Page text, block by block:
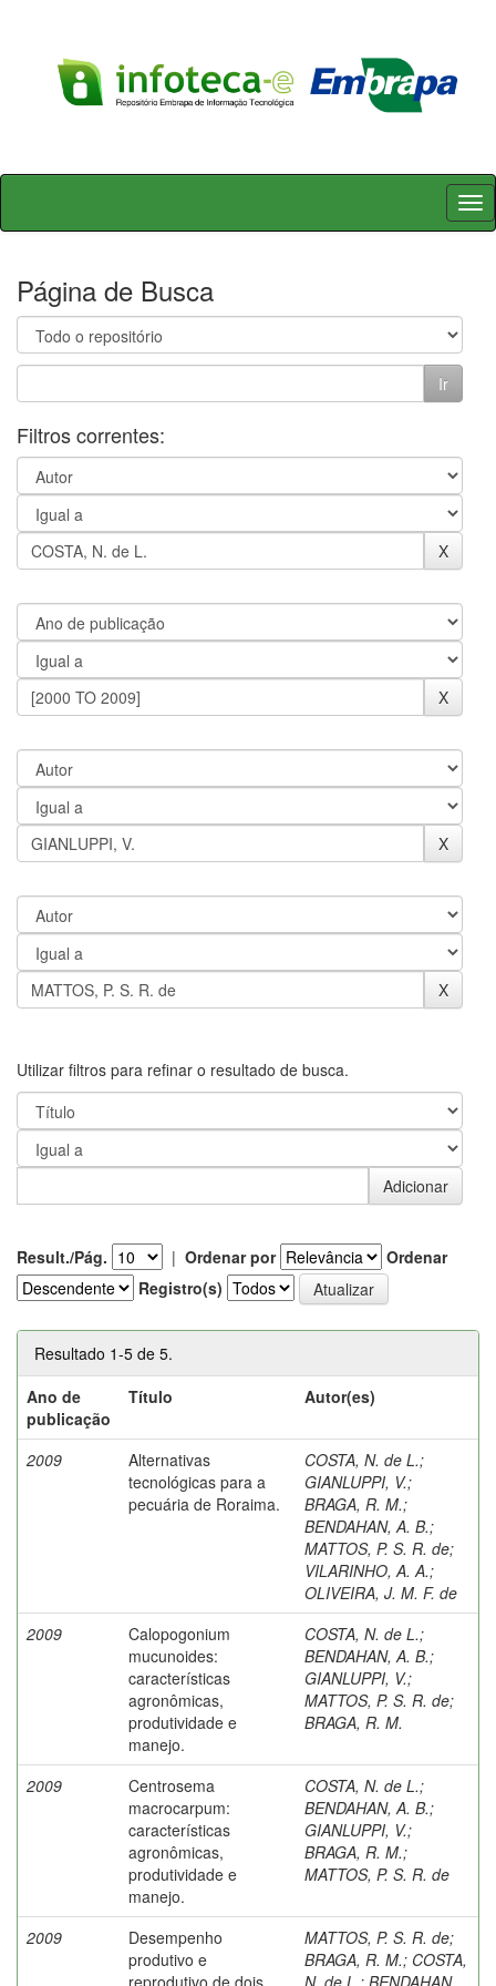
Skip
Página de Busca
Filtros correntes:
Utilizar filtros para refinar o resultado de busca.
Result./Pág. | Ordenar por
Ordenar
Registro(s)
Resultado 1-5 de 5.
Ano de
publicação
Título Autor(es)
2009
Alternativas
tecnológicas para a
pecuária de Roraima.
COSTA, N. de L.;
GIANLUPPI, V.;
BRAGA, R. M.;
BENDAHAN, A. B.;
MATTOS, P. S. R. de;
VILARINHO, A. A.;
OLIVEIRA, J. M. F. de
2009
Calopogonium
mucunoides:
características
agronômicas,
produtividade e
manejo.
COSTA, N. de L.;
BENDAHAN, A. B.;
GIANLUPPI, V.;
MATTOS, P. S. R. de;
BRAGA, R. M.
2009
Centrosema
macrocarpum:
características
agronômicas,
produtividade e
manejo.
COSTA, N. de L.;
BENDAHAN, A. B.;
GIANLUPPI, V.;
BRAGA, R. M.;
MATTOS, P. S. R. de
2009
Desempenho
produtivo e
reprodutivo de dois
MATTOS, P. S. R. de;
BRAGA, R. M.; COSTA,
N. de L. ; BENDAHAN,